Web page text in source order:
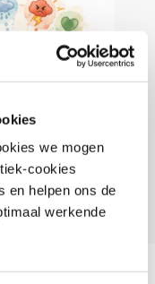
we mogen
cookies
en helpen ons de
werkende